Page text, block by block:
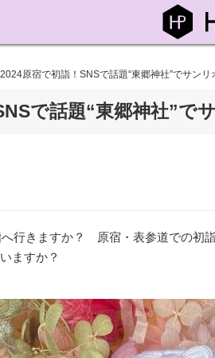
2024原宿で初詣！SNSで話題“東郷神社”でサン
で話題“東郷神社”で
行きますか？ 原宿・表参道での初
ますか？